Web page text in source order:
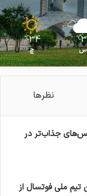
℃
س
34
℃
چ
نظرها
جذاب‌تر در
تیم ملی فوتسال از